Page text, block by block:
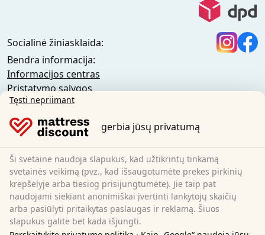
Socialinė žiniasklaida:
Bendra informacija:
Informacijos centras
Pristatymo sąlygos
Bendrosios sąlygos (privatiems klientams)
Bendrosios sąlygos (verslo klientams)
Duomenų apsauga
Slapukai
Atšaukimo politika
Atspaudas
Atšaukti sutartį
Sleezzz GmbH
Tęsti nepriimant
gerbia jūsų privatumą
Ši svetainė naudoja slapukus, kad užtikrintų tinkamą
svetainės veikimą (pvz., kad išsaugotumėte prekes pirkinių
krepšelyje arba tiesiog prisijungtumėte). Jie taip pat
naudojami siekiant anonimiškai įvertinti lankytojų skaičių
arba pasiūlyti pritaikytas paslaugas ir reklamą. Šiuos
slapukus galite bet kada išjungti.